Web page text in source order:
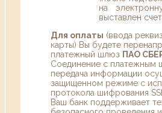
на
выставлен
Для оплаты (ввода
карты) Вы будете
платежный шлюз ПАО
Соединение с платежным
передача информации
защищенном режиме с
протокола шифрования
Ваш банк поддерживает